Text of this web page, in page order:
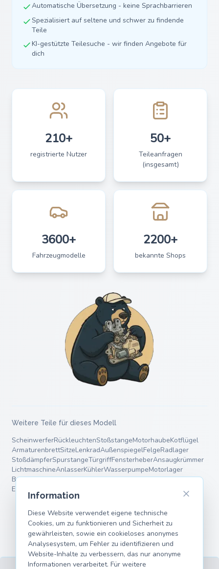
Automatische Übersetzung - keine Sprachbarrieren
Spezialisiert auf seltene und schwer zu findende
Teile
KI-gestützte Teilesuche - wir finden Angebote für
dich
210+
registrierte Nutzer
50+
Teileanfragen
(insgesamt)
3600+
Fahrzeugmodelle
2200+
bekannte Shops
Weitere Teile für dieses Modell
ScheinwerferRückleuchtenStoßstangeMotorhaubeKotflügel
ArmaturenbrettSitzeLenkradAußenspiegelFelgeRadlager
StoßdämpferSpurstangeTürgriffFensterheberAnsaugkrümmer
LichtmaschineAnlasserKühlerWasserpumpeMotorlager
BremsscheibenBremsbelägeBremssattelBremstrommel
Endschalldämpfer
Information
Diese Website verwendet eigene technische
Cookies, um zu funktionieren und Sicherheit zu
gewährleisten, sowie ein cookieloses anonymes
Analysesystem, um Fehler zu identifizieren und
Website-Inhalte zu verbessern, das nur anonyme
Informationen verarbeitet. Für weitere